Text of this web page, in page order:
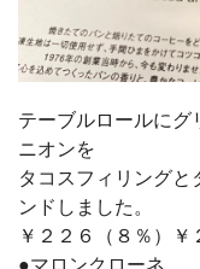
テーブルロールにグ
ニオンを
タコスフィリングと
ンドしました。
￥２２６（８％）
●マロンクローネ